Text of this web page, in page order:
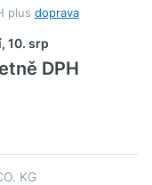
plus doprava
10. srp
DPH
KG